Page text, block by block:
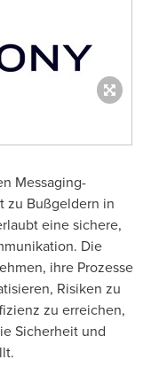
Messaging-
zu Bußgeldern in
eine sichere,
Die
ihre Prozesse
Risiken zu
zu erreichen,
Sicherheit und